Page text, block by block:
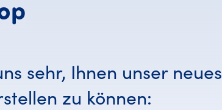
sehr, Ihnen unser neues
zu können: